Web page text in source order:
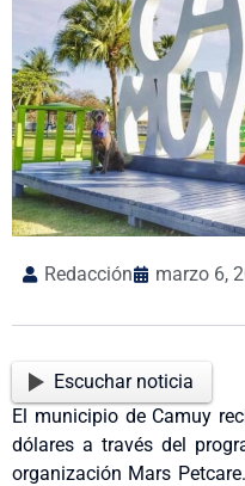
Redacción marzo 6,
Escuchar noticia
El municipio de Camuy
dólares a través del
organización Mars